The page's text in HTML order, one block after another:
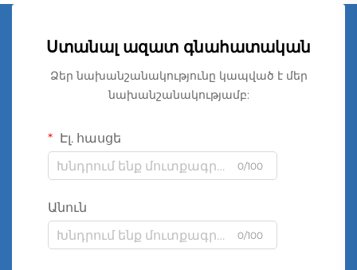
Ստանալ ազատ գնահատական
Ձեր նախանշանակությունը կապված է մեր
նախանշանակությամբ:
Էլ. հասցե
0/100
Անուն
0/100